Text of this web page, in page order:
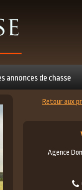
annonces de chasse
Retour aux
Agence